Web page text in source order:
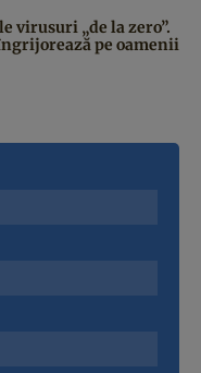
virusuri „de la zero”.
pe oamenii